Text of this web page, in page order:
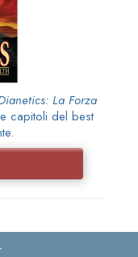
La Forza
capitoli del best